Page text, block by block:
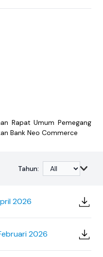
Rapat Umum Pemegang
Bank Neo Commerce
Tahun:
2026
2026